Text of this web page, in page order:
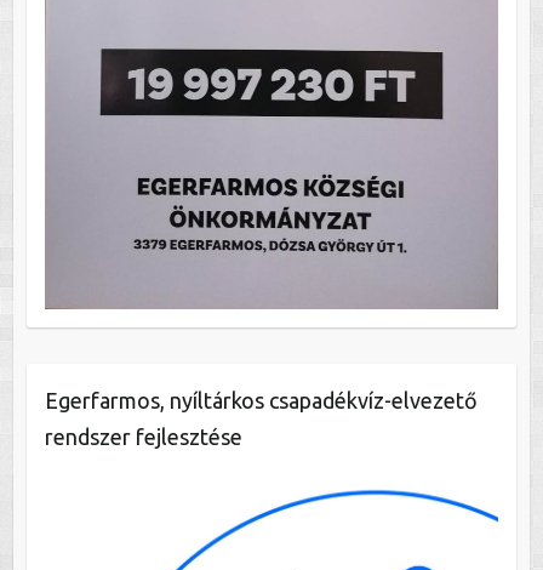
Egerfarmos, nyíltárkos csapadékvíz-elvezető
rendszer fejlesztése